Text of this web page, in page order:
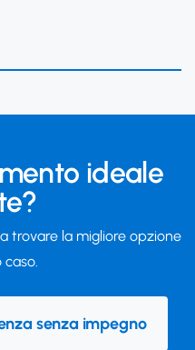
ideale
trovare la migliore opzione
caso.
senza impegno